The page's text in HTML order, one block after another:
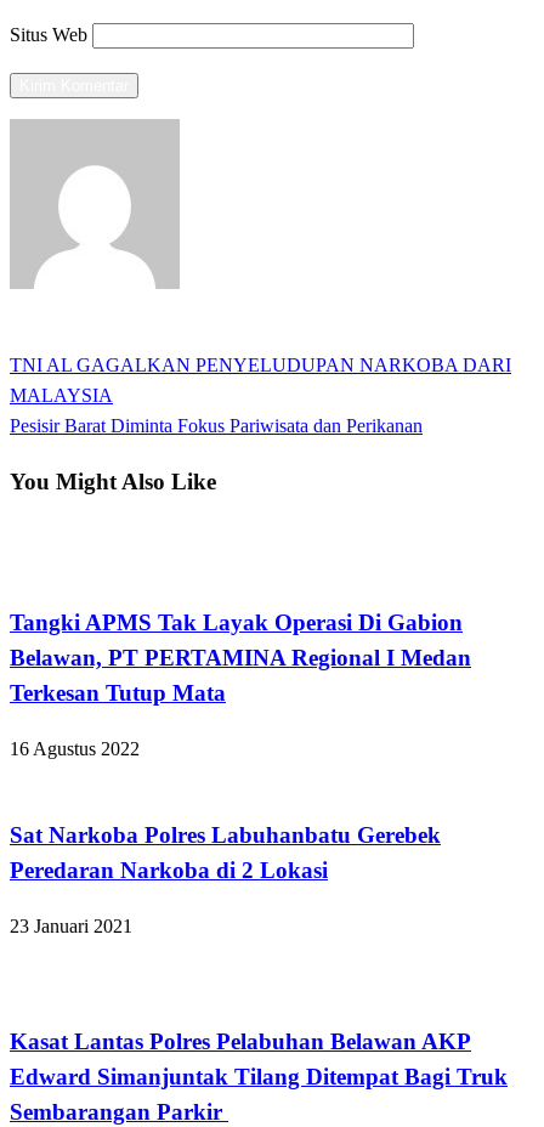
Situs Web
Navigasi
pos
Previous
Post
TNI AL GAGALKAN PENYELUDUPAN NARKOBA DARI
MALAYSIA
Next
Pesisir Barat Diminta Fokus Pariwisata dan Perikanan
You Might Also Like
Tangki APMS Tak Layak Operasi Di Gabion
Belawan, PT PERTAMINA Regional I Medan
Terkesan Tutup Mata
16 Agustus 2022
Sat Narkoba Polres Labuhanbatu Gerebek
Peredaran Narkoba di 2 Lokasi
23 Januari 2021
Kasat Lantas Polres Pelabuhan Belawan AKP
Edward Simanjuntak Tilang Ditempat Bagi Truk
Sembarangan Parkir